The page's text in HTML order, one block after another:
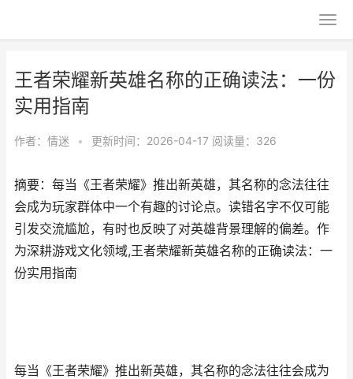
王者荣耀新英雄名称的正确读法：一份
实用指南
作者： 情迷 • 更新时间：2026-04-17 阅读量：326
摘要：每当《王者荣耀》推出新英雄，其名称的念法往往
会成为玩家群体中一个有趣的讨论点。读错名字不仅可能
引发交流尴尬，有时也反映了对英雄背景理解的偏差。作
为深耕游戏文化领域,王者荣耀新英雄名称的正确读法：一
份实用指南
每当《王者荣耀》推出新英雄，其名称的念法往往会成为